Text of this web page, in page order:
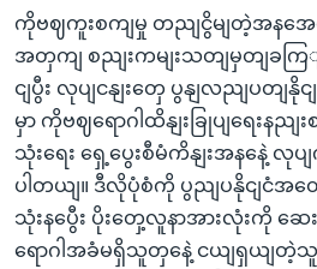
ကိုဗဈကူးစကျမှု တညျငွိမျတဲ့အနအေ
အတှကျ စညျးကမျးသတျမှတျခက
ငျပွီး လုပျငနျးတှေ ပွနျလညျပတျနိုင
မှာ ကိုဗဈရောဂါထိနျးခြုပျရေးနည
သုံးရေး ရှေ့ပွေးစီမံကိနျးအနနေဲ့ လုပ
ပါတယျ။ ဒီလိုပုံစံကို ပွညျပနိုငျငံအတေ
သုံးနပွေီး ပိုးတှေ့လူနာအားလုံးကို ဆေ
ရောဂါအခံမရှိသူတှနေဲ့ ငယျရှယျတဲ့